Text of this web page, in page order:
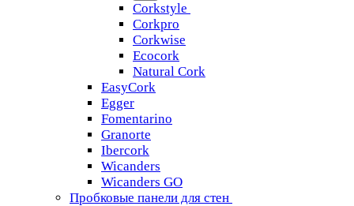
Corkstyle
Corkpro
Corkwise
Ecocork
Natural Cork
EasyCork
Egger
Fomentarino
Granorte
Ibercork
Wicanders
Wicanders GO
Пробковые панели для стен